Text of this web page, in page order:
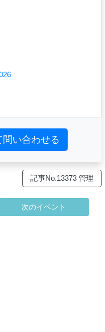
い合わせる
記事No.13373 管理
次のイベント